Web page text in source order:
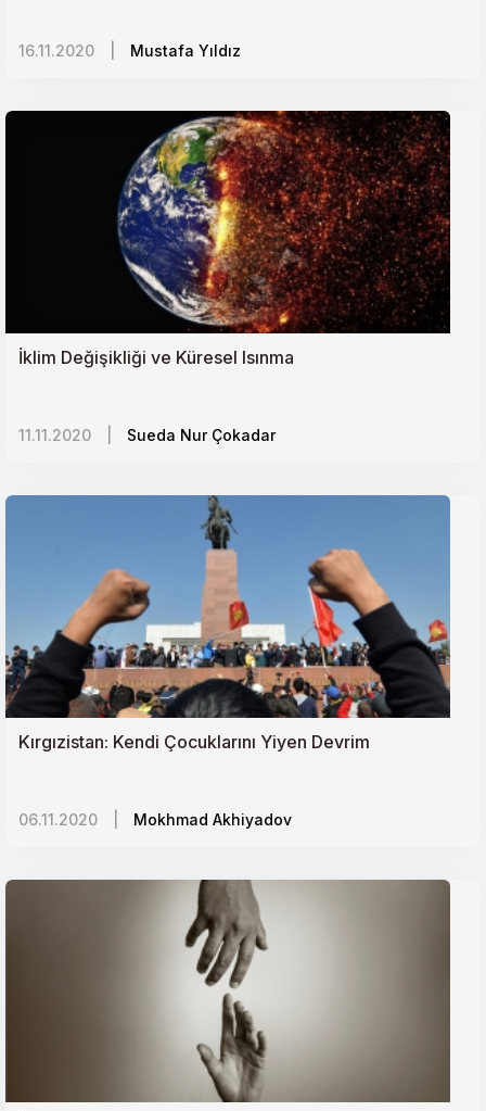
16.11.2020 Mustafa Yıldız
İklim Değişikliği ve Küresel Isınma
11.11.2020 Sueda Nur Çokadar
Kırgızistan: Kendi Çocuklarını Yiyen Devrim
06.11.2020 Mokhmad Akhiyadov